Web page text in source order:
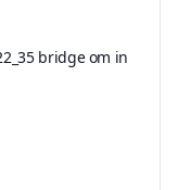
bridge om in